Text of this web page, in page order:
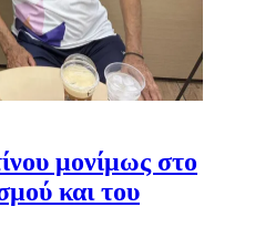
μονίμως στο
και του